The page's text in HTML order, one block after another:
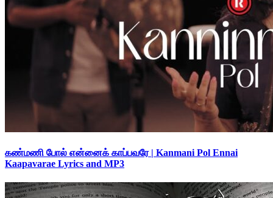
கண்மணி போல் என்னைக் காப்பவரே | Kanmani Pol Ennai
Kaapavarae Lyrics and MP3